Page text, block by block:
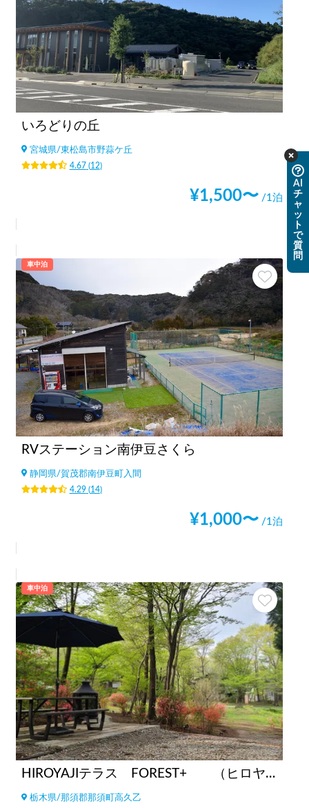
いろどりの丘
宮城県/東松島市野蒜ケ丘
4.67(12)
¥1,500〜 /1泊
車中泊
RVステーション南伊豆さくら
静岡県/賀茂郡南伊豆町入間
4.29(14)
¥1,000〜 /1泊
車中泊
HIROYAJIテラス FOREST+ （ヒロヤジテラス フォレストプラス）
栃木県/那須郡那須町高久乙
AI
チ
ャ
ッ
ト
で
質
問